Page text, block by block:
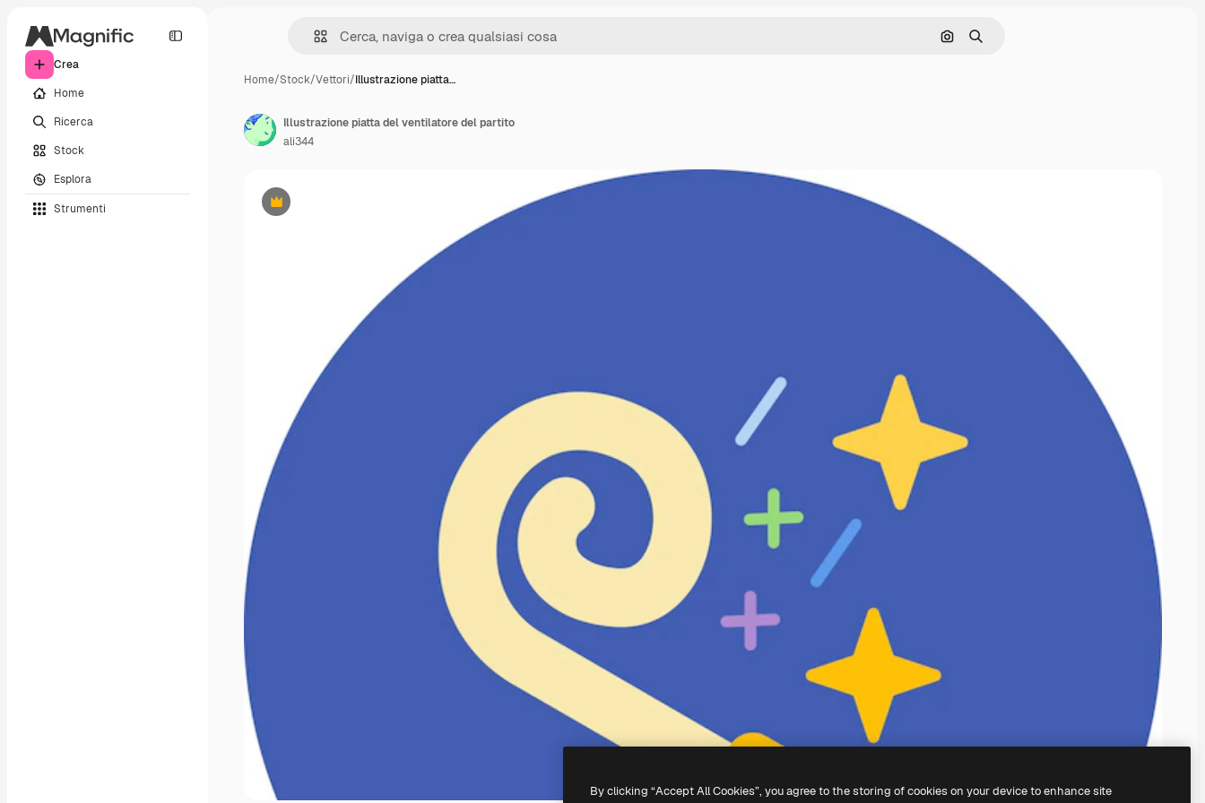
Crea
Home
Ricerca
Stock
Esplora
Strumenti
Cerca per immagine
Ricerca
Home/Stock/Vettori/Illustrazione piatta…
Premium
Illustrazione piatta del ventilatore del partito
ali344
By clicking “Accept All Cookies”, you agree to the storing of cookies on your device to enhance site